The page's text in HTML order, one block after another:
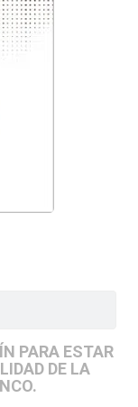
PARA ESTAR
DE LA